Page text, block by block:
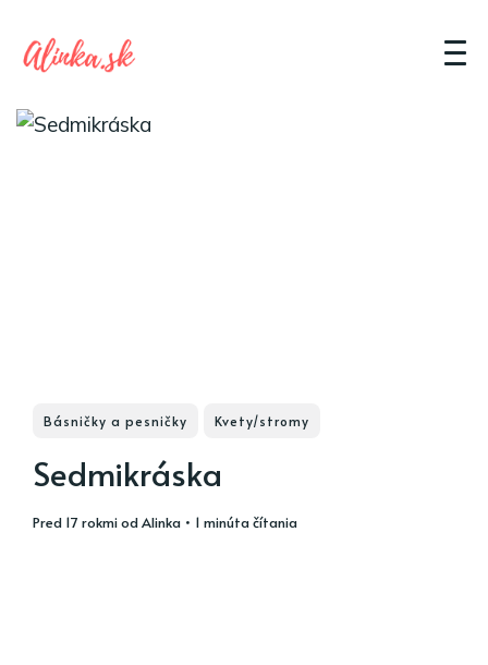
Básničky a pesničky Kvety/stromy
Sedmikráska
pred 17 rokmiodAlinka • 1 minúta čítania